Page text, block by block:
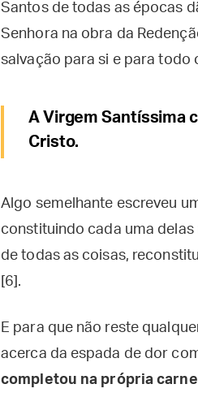
Santos de todas as épocas
Senhora na obra da
salvação para si e para todo
A Virgem Santíssima
Cristo.
Algo semelhante escreveu
constituindo cada uma delas
de todas as coisas,
[6].
E para que não reste
acerca da espada de dor
completou na própria